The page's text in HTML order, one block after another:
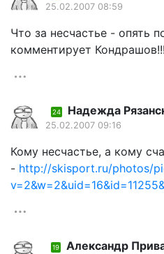
25.02.2007 08:59
Что за несчастье - опять
комментирует
24 Надежда
25.02.2007 09:16
Кому несчастье, а кому
- http://skisport.ru/photos/
19 Александр